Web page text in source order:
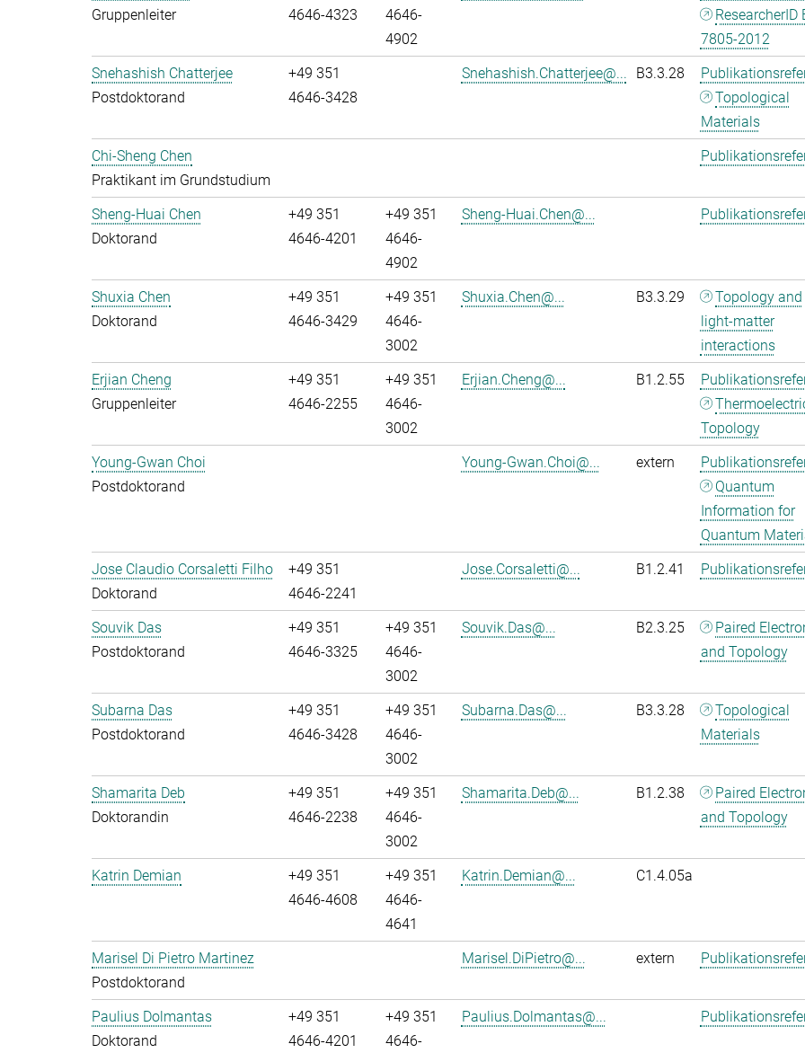
Gruppenleiter
4646-4323
4646-
4902
ResearcherID
7805-2012
Snehashish Chatterjee
Postdoktorand
+49 351
4646-3428
Snehashish.Chatterjee@... B3.3.28
Topological
Materials
Chi-Sheng Chen
Praktikant im Grundstudium
Sheng-Huai Chen
Doktorand
+49 351
4646-4201
+49 351
4646-
4902
Sheng-Huai.Chen@...
Shuxia Chen
Doktorand
+49 351
4646-3429
+49 351
4646-
3002
Shuxia.Chen@... B3.3.29
Topology and
light-matter
interactions
Erjian Cheng
Gruppenleiter
+49 351
4646-2255
+49 351
4646-
3002
Erjian.Cheng@... B1.2.55
Topology
Young-Gwan Choi
Postdoktorand
Young-Gwan.Choi@... extern
Quantum
Information for
Quantum
Jose Claudio Corsaletti Filho
Doktorand
+49 351
4646-2241
Jose.Corsaletti@... B1.2.41
Souvik Das
Postdoktorand
+49 351
4646-3325
+49 351
4646-
3002
Souvik.Das@... B2.3.25
Paired
and Topology
Subarna Das
Postdoktorand
+49 351
4646-3428
+49 351
4646-
3002
Subarna.Das@... B3.3.28
Topological
Materials
Shamarita Deb
Doktorandin
+49 351
4646-2238
+49 351
4646-
3002
Shamarita.Deb@... B1.2.38
Paired
and Topology
Katrin Demian
+49 351
4646-4608
+49 351
4646-
4641
Katrin.Demian@... C1.4.05a
Marisel Di Pietro Martinez
Postdoktorand
Marisel.DiPietro@... extern
Paulius Dolmantas
Doktorand
+49 351
4646-4201
+49 351
4646-
Paulius.Dolmantas@...